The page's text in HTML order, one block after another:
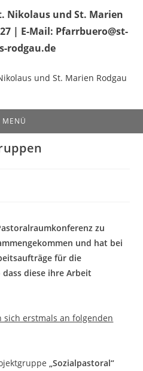
Nikolaus und St. Marien
| E-Mail: Pfarrbuero@st-
rodgau.de
MENÜ
zu
und hat bei
für die
diese ihre Arbeit
erstmals an folgenden
„Sozialpastoral“